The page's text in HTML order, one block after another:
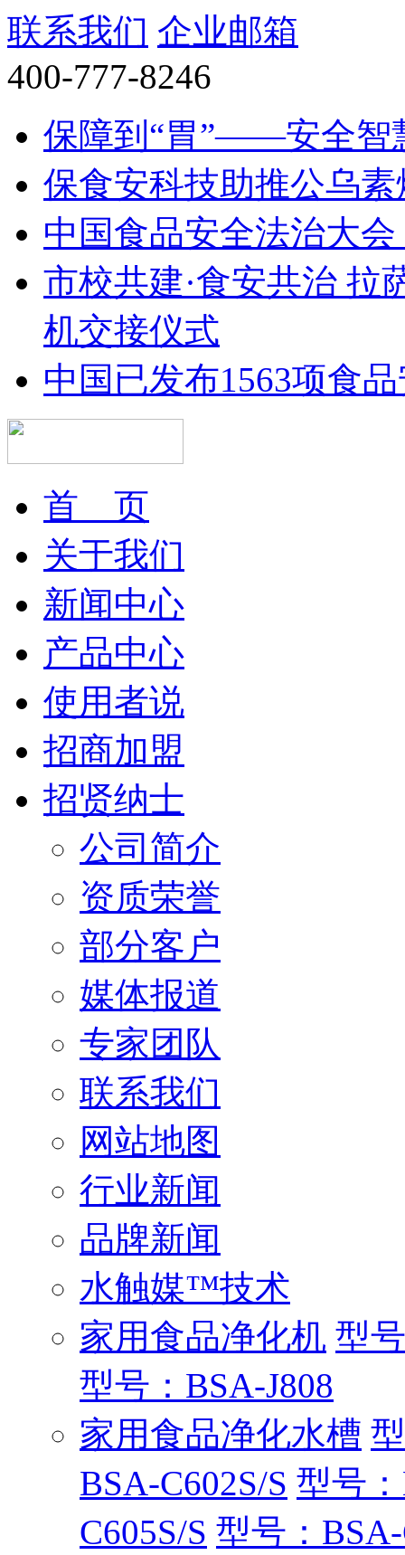
联系我们 企业邮箱
400-777-8246
保障到“胃”——安全智
保食安科技助推公乌
中国食品安全法治大
市校共建·食安共治 拉
机交接仪式
中国已发布1563项食
首 页
关于我们
新闻中心
产品中心
使用者说
招商加盟
招贤纳士
公司简介
资质荣誉
部分客户
媒体报道
专家团队
联系我们
网站地图
行业新闻
品牌新闻
水触媒™技术
家用食品净化机 型
型号：BSA-J808
家用食品净化水槽
BSA-C602S/S 型号
C605S/S 型号：